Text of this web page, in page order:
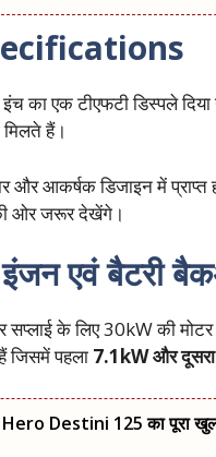
का एक टीएफटी डिस्पले
मिलते हैं।
और आकर्षक डिजाइन में
ओर जरूर देखेंगे।
एवं बैटरी
के लिए 30kW की
जिसमें पहला 7.1kW और
Destini 125 का पूरा